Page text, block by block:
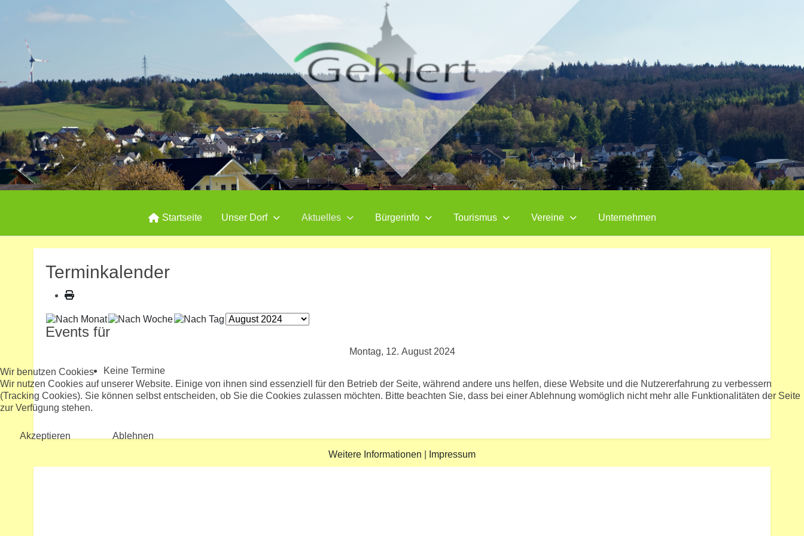
Startseite Unser Dorf Aktuelles Bürgerinfo Tourismus Vereine Unternehmen
Terminkalender
Events für
Montag, 12. August 2024
Keine Termine
Wir benutzen Cookies
Wir nutzen Cookies auf unserer Website. Einige von ihnen sind essenziell für den Betrieb der Seite, während andere uns helfen, diese Website und die Nutzererfahrung zu verbessern
(Tracking Cookies). Sie können selbst entscheiden, ob Sie die Cookies zulassen möchten. Bitte beachten Sie, dass bei einer Ablehnung womöglich nicht mehr alle Funktionalitäten der Seite
zur Verfügung stehen.
Akzeptieren
Ablehnen
Weitere Informationen
Impressum